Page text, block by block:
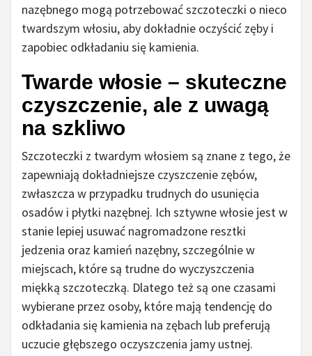
nazębnego mogą potrzebować szczoteczki o nieco
twardszym włosiu, aby dokładnie oczyścić zęby i
zapobiec odkładaniu się kamienia.
Twarde włosie – skuteczne
czyszczenie, ale z uwagą
na szkliwo
Szczoteczki z twardym włosiem są znane z tego, że
zapewniają dokładniejsze czyszczenie zębów,
zwłaszcza w przypadku trudnych do usunięcia
osadów i płytki nazębnej. Ich sztywne włosie jest w
stanie lepiej usuwać nagromadzone resztki
jedzenia oraz kamień nazębny, szczególnie w
miejscach, które są trudne do wyczyszczenia
miękką szczoteczką. Dlatego też są one czasami
wybierane przez osoby, które mają tendencję do
odkładania się kamienia na zębach lub preferują
uczucie głębszego oczyszczenia jamy ustnej.